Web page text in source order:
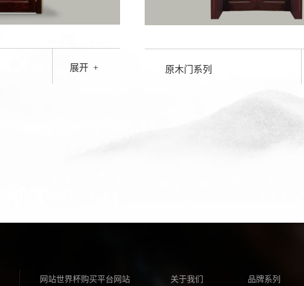
展开 + 原木门系列
网站世界杯购买平台网站 关于我们 品牌系列